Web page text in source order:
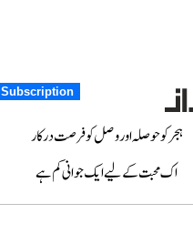
Subscription
ہجر کو حوصلہ اور وصل کو فرصت درکار
اک محبت کے لیے ایک جوانی کم ہے